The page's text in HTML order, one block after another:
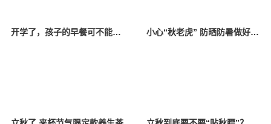
开学了，孩子的早餐可不能少了这几样！ 小心“秋老虎” 防晒防暑做好这几点